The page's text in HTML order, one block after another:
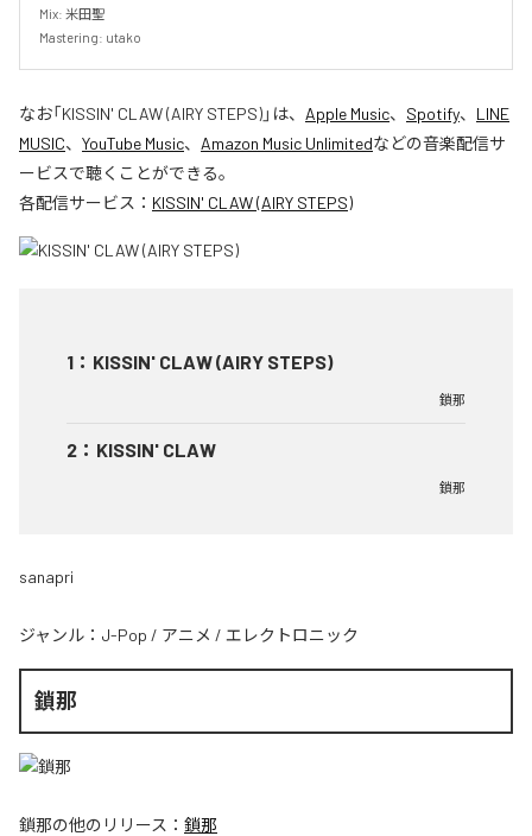
Mix: 米田聖
Mastering: utako
なお「KISSIN' CLAW (AIRY STEPS)」は、 Apple Music、 Spotify、 LINE
MUSIC、 YouTube Music、 Amazon Music Unlimitedなどの音楽配信サ
ービスで聴くことができる。
各配信サービス： KISSIN' CLAW (AIRY STEPS)
1 ： KISSIN' CLAW (AIRY STEPS)
鎖那
2 ： KISSIN' CLAW
鎖那
sanapri
ジャンル： J-Pop / アニメ / エレクトロニック
鎖那
鎖那の他のリリース： 鎖那